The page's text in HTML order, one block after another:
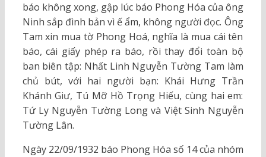
báo không xong, gập lúc báo Phong Hóa của ông
Ninh sắp đình bản vì ế ẩm, không người đọc. Ông
Tam xin mua tờ Phong Hoá, nghĩa là mua cái tên
báo, cái giấy phép ra báo, rồi thay đổi toàn bộ
ban biên tập: Nhất Linh Nguyễn Tường Tam làm
chủ bút, với hai người bạn: Khái Hưng Trần
Khánh Giư, Tú Mỡ Hồ Trọng Hiếu, cùng hai em:
Tứ Ly Nguyễn Tường Long và Việt Sinh Nguyễn
Tường Lân.
Ngày 22/09/1932 báo Phong Hóa số 14 của nhóm